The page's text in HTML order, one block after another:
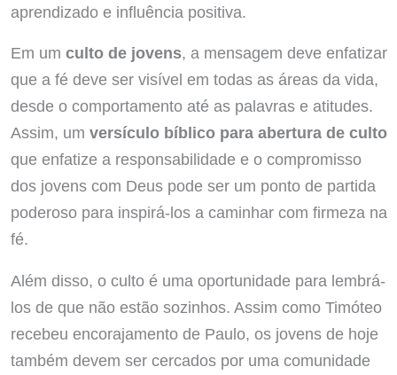
aprendizado e influência positiva.
Em um culto de jovens, a mensagem deve enfatizar
que a fé deve ser visível em todas as áreas da vida,
desde o comportamento até as palavras e atitudes.
Assim, um versículo bíblico para abertura de culto
que enfatize a responsabilidade e o compromisso
dos jovens com Deus pode ser um ponto de partida
poderoso para inspirá-los a caminhar com firmeza na
fé.
Além disso, o culto é uma oportunidade para lembrá-
los de que não estão sozinhos. Assim como Timóteo
recebeu encorajamento de Paulo, os jovens de hoje
também devem ser cercados por uma comunidade